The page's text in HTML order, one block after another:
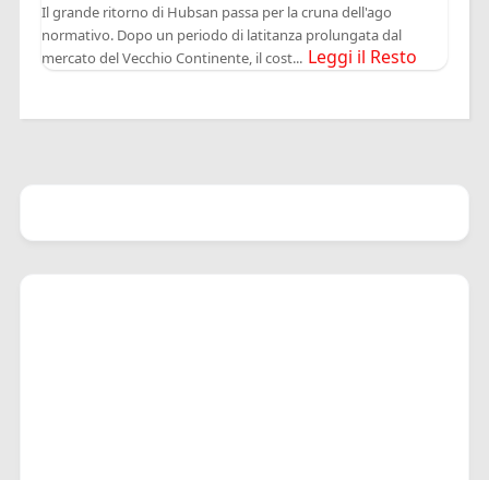
Il grande ritorno di Hubsan passa per la cruna dell'ago
normativo. Dopo un periodo di latitanza prolungata dal
mercato del Vecchio Continente, il cost... Leggi il Resto